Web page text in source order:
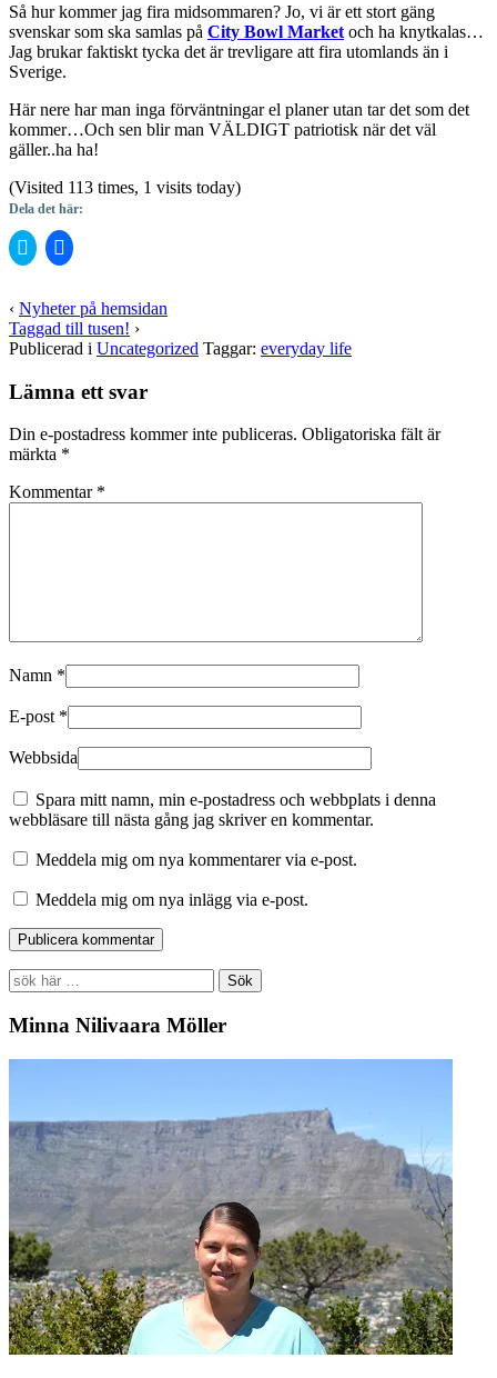
Så hur kommer jag fira midsommaren? Jo, vi är ett stort gäng
svenskar som ska samlas på City Bowl Market och ha knytkalas…
Jag brukar faktiskt tycka det är trevligare att fira utomlands än i
Sverige.
Här nere har man inga förväntningar el planer utan tar det som det
kommer…Och sen blir man VÄLDIGT patriotisk när det väl
gäller..ha ha!
(Visited 113 times, 1 visits today)
Dela det här:
Klicka
för
på
Twitter
(Öppnas
i
ett
fönster)
Klicka
för
på
Facebook
(Öppnas
i
ett
fönster)
‹ Nyheter på hemsidan
Taggad till tusen! ›
Publicerad i Uncategorized Taggar: everyday life
Lämna ett svar
Din e-postadress kommer inte publiceras. Obligatoriska fält är
märkta *
Kommentar *
Namn *
E-post *
Webbsida
Spara mitt namn, min e-postadress och webbplats i denna
webbläsare till nästa gång jag skriver en kommentar.
Meddela mig om nya kommentarer via e-post.
Meddela mig om nya inlägg via e-post.
Search
for:
Minna Nilivaara Möller